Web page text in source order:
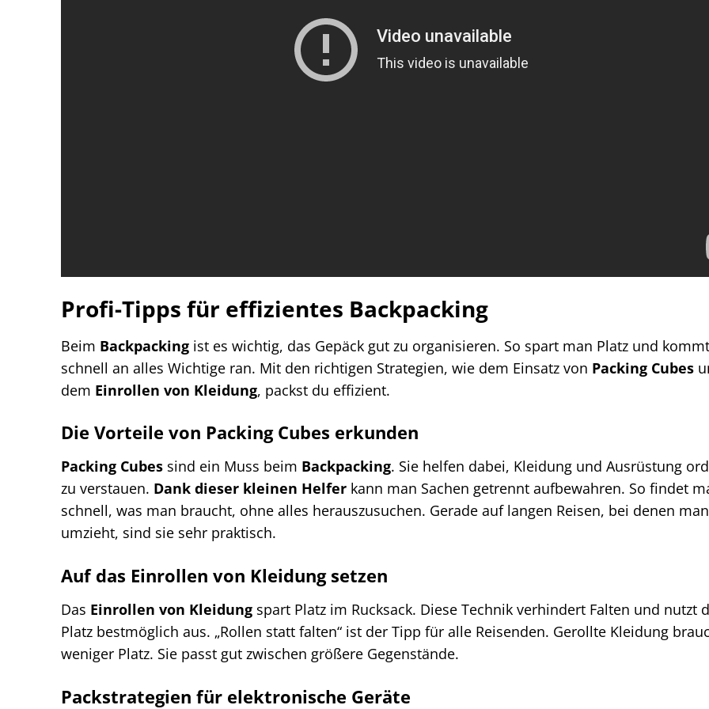
Profi-Tipps für effizientes Backpacking
Beim Backpacking ist es wichtig, das Gepäck gut zu organisieren. So spart man Platz und kommt
schnell an alles Wichtige ran. Mit den richtigen Strategien, wie dem Einsatz von Packing Cubes
dem Einrollen von Kleidung, packst du effizient.
Die Vorteile von Packing Cubes erkunden
Packing Cubes sind ein Muss beim Backpacking. Sie helfen dabei, Kleidung und Ausrüstung
zu verstauen. Dank dieser kleinen Helfer kann man Sachen getrennt aufbewahren. So findet
schnell, was man braucht, ohne alles herauszusuchen. Gerade auf langen Reisen, bei denen
umzieht, sind sie sehr praktisch.
Auf das Einrollen von Kleidung setzen
Das Einrollen von Kleidung spart Platz im Rucksack. Diese Technik verhindert Falten und nutzt
Platz bestmöglich aus. „Rollen statt falten“ ist der Tipp für alle Reisenden. Gerollte Kleidung
weniger Platz. Sie passt gut zwischen größere Gegenstände.
Packstrategien für elektronische Geräte